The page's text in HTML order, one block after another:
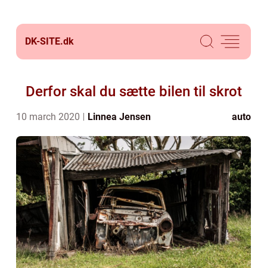
DK-SITE.dk
Derfor skal du sætte bilen til skrot
10 march 2020 Linnea Jensen auto